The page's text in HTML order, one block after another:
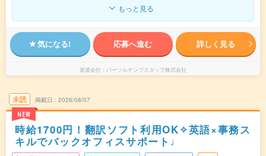
もっと見る
気になる! 応募へ進む 詳しく見る
派遣会社 パーソルテンプスタッフ株式会社
未読
NEW
掲載日 2026/08/07
時給1700円！翻訳ソフト利用OK✧英語×事務ス
キルでバックオフィスサポート♩